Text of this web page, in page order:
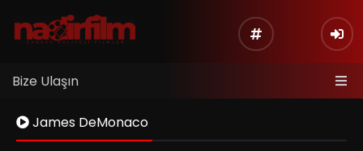
Bize Ulaşın
James DeMonaco